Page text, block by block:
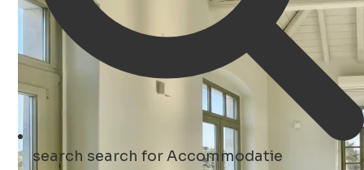
search search for Accommodatie